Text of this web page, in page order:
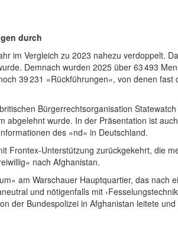
durch
im Vergleich zu 2023 nahezu verdoppelt.
Demnach wurden 2025 über 63 493
39 231 »Rückführungen«, von denen fast
Bürgerrechtsorganisation Statewatch
abgelehnt wurde. In der Präsentation ist
des »nd« in Deutschland.
Frontex-Unterstützung zurückgekehrt, die
nach Afghanistan.
am Warschauer Hauptquartier, das nach
und nötigenfalls mit
der Bundespolizei in Afghanistan leitete